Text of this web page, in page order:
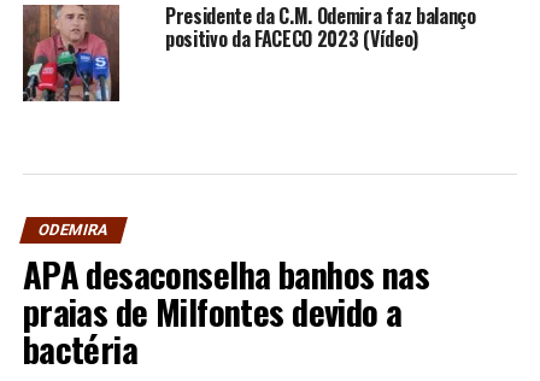
Presidente da C.M. Odemira faz balanço
positivo da FACECO 2023 (Vídeo)
ODEMIRA
APA desaconselha banhos nas
praias de Milfontes devido a
bactéria